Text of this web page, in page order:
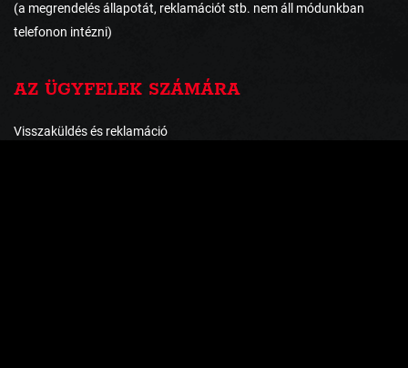
(a megrendelés állapotát, reklamációt stb. nem áll módunkban
telefonon intézni)
AZ ÜGYFELEK SZÁMÁRA
Visszaküldés és reklamáció